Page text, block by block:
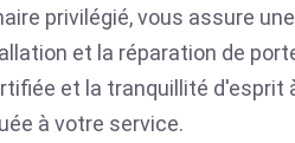
privilégié, vous assure
et la réparation de
et la tranquillité d'esprit
à votre service.